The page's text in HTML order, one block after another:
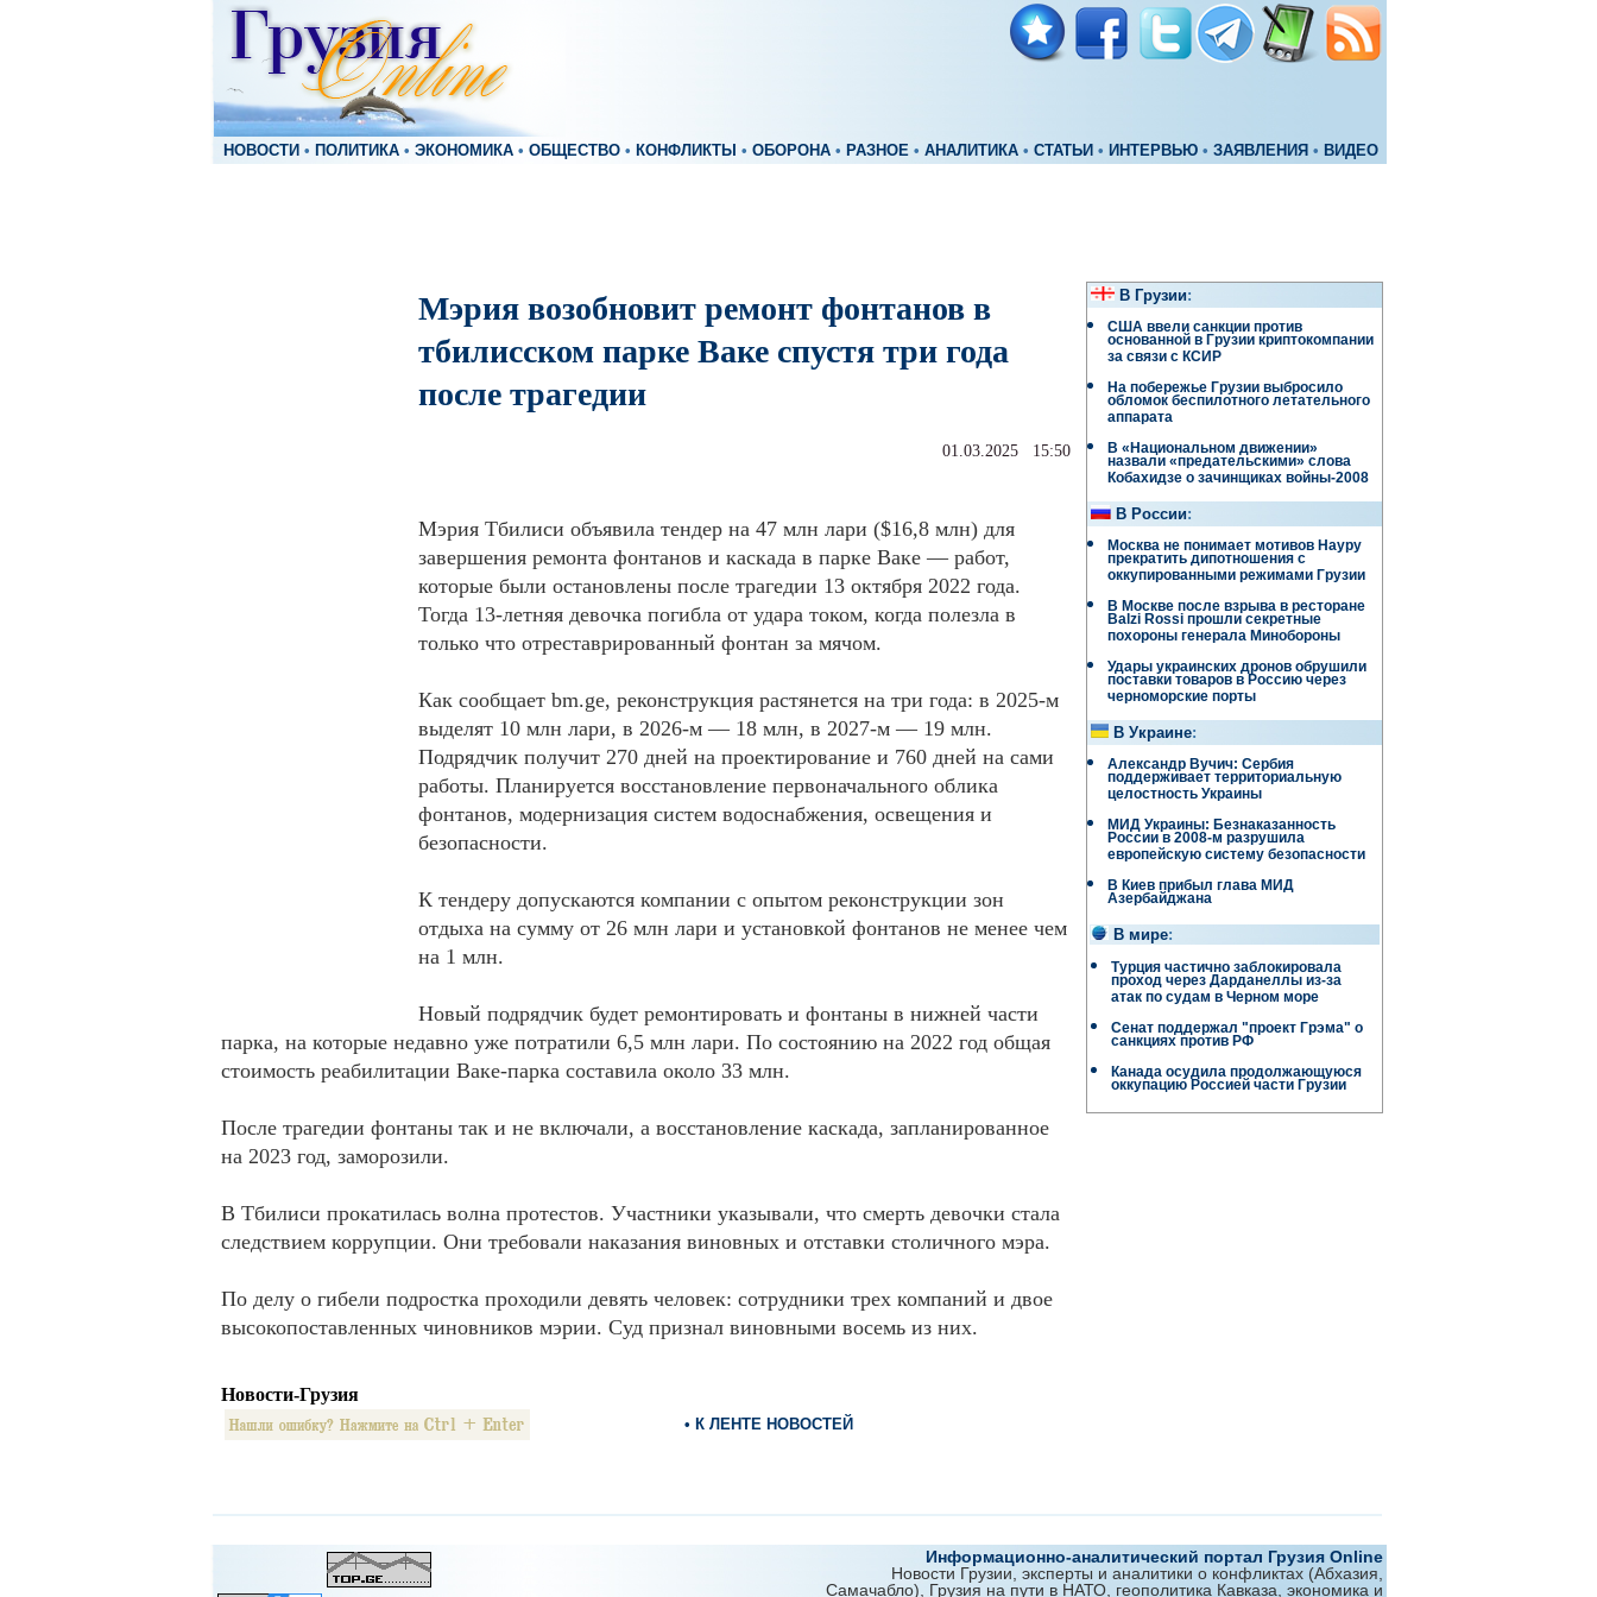
НОВОСТИ • ПОЛИТИКА • ЭКОНОМИКА • ОБЩЕСТВО • КОНФЛИКТЫ • ОБОРОНА • РАЗНОЕ • АНАЛИТИКА • СТАТЬИ • ИНТЕРВЬЮ • ЗАЯВЛЕНИЯ • ВИДЕО
Мэрия возобновит ремонт фонтанов в
тбилисском парке Ваке спустя три года
после трагедии
01.03.2025 15:50
Мэрия Тбилиси объявила тендер на 47 млн лари ($16,8 млн) для
завершения ремонта фонтанов и каскада в парке Ваке — работ,
которые были остановлены после трагедии 13 октября 2022 года.
Тогда 13-летняя девочка погибла от удара током, когда полезла в
только что отреставрированный фонтан за мячом.
Как сообщает bm.ge, реконструкция растянется на три года: в 2025-м
выделят 10 млн лари, в 2026-м — 18 млн, в 2027-м — 19 млн.
Подрядчик получит 270 дней на проектирование и 760 дней на сами
работы. Планируется восстановление первоначального облика
фонтанов, модернизация систем водоснабжения, освещения и
безопасности.
К тендеру допускаются компании с опытом реконструкции зон
отдыха на сумму от 26 млн лари и установкой фонтанов не менее чем
на 1 млн.
Новый подрядчик будет ремонтировать и фонтаны в нижней части
парка, на которые недавно уже потратили 6,5 млн лари. По состоянию на 2022 год общая
стоимость реабилитации Ваке-парка составила около 33 млн.
После трагедии фонтаны так и не включали, а восстановление каскада, запланированное
на 2023 год, заморозили.
В Тбилиси прокатилась волна протестов. Участники указывали, что смерть девочки стала
следствием коррупции. Они требовали наказания виновных и отставки столичного мэра.
По делу о гибели подростка проходили девять человек: сотрудники трех компаний и двое
высокопоставленных чиновников мэрии. Суд признал виновными восемь из них.
Новости-Грузия
• К ЛЕНТЕ НОВОСТЕЙ
В Грузии:
США ввели санкции против
основанной в Грузии криптокомпании
за связи с КСИР
На побережье Грузии выбросило
обломок беспилотного летательного
аппарата
В «Национальном движении»
назвали «предательскими» слова
Кобахидзе о зачинщиках войны-2008
В России:
Москва не понимает мотивов Науру
прекратить дипотношения с
оккупированными режимами Грузии
В Москве после взрыва в ресторане
Balzi Rossi прошли секретные
похороны генерала Минобороны
Удары украинских дронов обрушили
поставки товаров в Россию через
черноморские порты
В Украине:
Александр Вучич: Сербия
поддерживает территориальную
целостность Украины
МИД Украины: Безнаказанность
России в 2008-м разрушила
европейскую систему безопасности
В Киев прибыл глава МИД
Азербайджана
В мире:
Турция частично заблокировала
проход через Дарданеллы из-за
атак по судам в Черном море
Сенат поддержал "проект Грэма" о
санкциях против РФ
Канада осудила продолжающуюся
оккупацию Россией части Грузии
Информационно-аналитический портал Грузия Online
Новости Грузии, эксперты и аналитики о конфликтах (Абхазия,
Самачабло), Грузия на пути в НАТО, геополитика Кавказа, экономика и